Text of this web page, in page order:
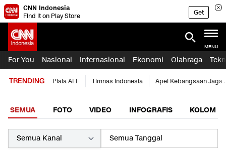
CNN Indonesia
Find it on Play Store
Get
MENU
For You Nasional Internasional Ekonomi Olahraga
TRENDING Piala AFF Timnas Indonesia Apel Kebangsaan Jaga
SEMUA FOTO VIDEO INFOGRAFIS KOLOM